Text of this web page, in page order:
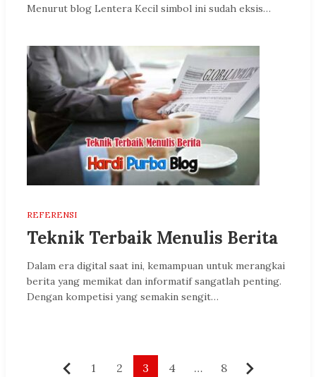
Menurut blog Lentera Kecil simbol ini sudah eksis…
REFERENSI
Teknik Terbaik Menulis Berita
Dalam era digital saat ini, kemampuan untuk merangkai
berita yang memikat dan informatif sangatlah penting.
Dengan kompetisi yang semakin sengit…
PaginasiSebelumnya
1 2 3 4 … 8